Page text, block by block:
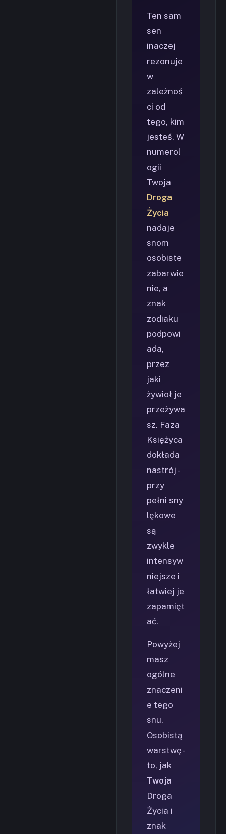
Ten sam
sen
inaczej
rezonuje
w
zależnoś
ci od
tego, kim
jesteś. W
numerol
ogii
Twoja
Droga
Życia
nadaje
snom
osobiste
zabarwie
nie, a
znak
zodiaku
podpowi
ada,
przez
jaki
żywioł je
przeżywa
sz. Faza
Księżyca
dokłada
nastrój -
przy
pełni sny
lękowe
są
zwykle
intensyw
niejsze i
łatwiej je
zapamięt
ać.
Powyżej
masz
ogólne
znaczeni
e tego
snu.
Osobistą
warstwę -
to, jak
Twoja
Droga
Życia i
znak